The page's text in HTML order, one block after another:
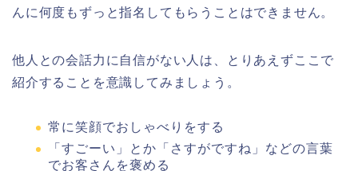
んに何度もずっと指名してもらうことはできません。
他人との会話力に自信がない人は、とりあえずここで
紹介することを意識してみましょう。
常に笑顔でおしゃべりをする
「すごーい」とか「さすがですね」などの言葉
でお客さんを褒める